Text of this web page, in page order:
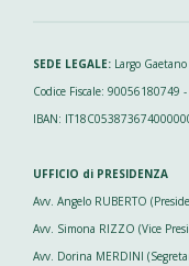
SEDE LEGALE: Largo
Codice Fiscale: 90056180749
IBAN:
UFFICIO di PRESIDENZA
Avv. Angelo RUBERTO
Avv. Simona RIZZO (Vice
Avv. Dorina MERDINI